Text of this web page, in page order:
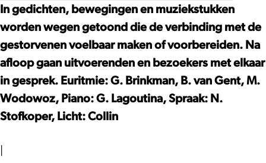
OVER
EN
WEER’
IS
BERICHT,
OVER
EN
WEER’
In gedichten, bewegingen en muziekstukken
worden wegen getoond die de verbinding met de
gestorvenen voelbaar maken of voorbereiden. Na
afloop gaan uitvoerenden en bezoekers met elkaar
in gesprek. Euritmie: G. Brinkman, B. van Gent, M.
Wodowoz, Piano: G. Lagoutina, Spraak: N.
Stofkoper, Licht: Collin